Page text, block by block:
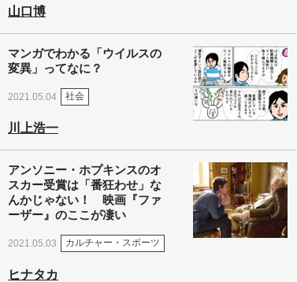
山口博
マンガでわかる「ウイルスの
変異」ってなに？
2021.05.04 社会
川上浩一
アンソニー・ホプキンスのオ
スカー受賞は「番狂わせ」な
んかじゃない！ 映画『ファ
ーザー』のここが凄い
2021.05.03 カルチャー・スポーツ
ヒナタカ